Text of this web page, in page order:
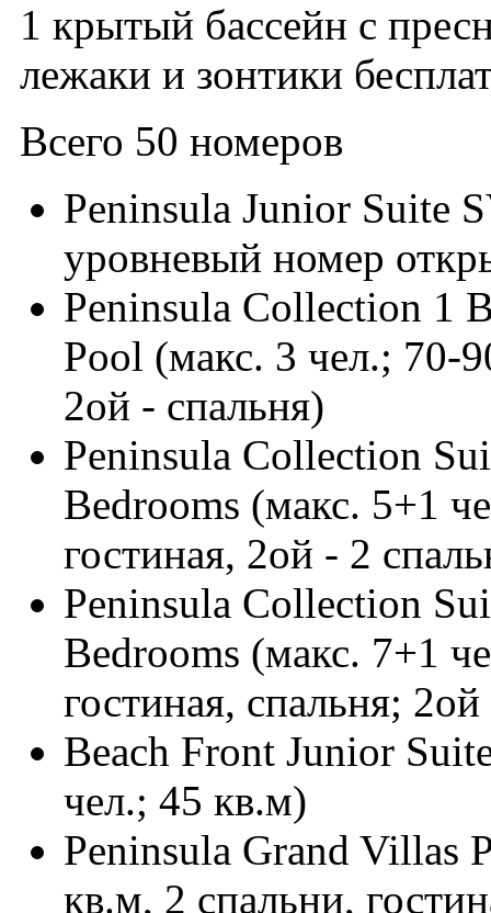
1 крытый бассейн с
лежаки и зонтики
Всего 50 номеров
Peninsula Junior Suite
уровневый номер
Peninsula Collection 1
Pool (макс. 3 чел.; 70-
2ой - спальня)
Peninsula Collection
Bedrooms (макс. 5+1
гостиная, 2ой - 2
Peninsula Collection
Bedrooms (макс. 7+1
гостиная, спальня;
Beach Front Junior
чел.; 45 кв.м)
Peninsula Grand Villas
кв.м, 2 спальни,